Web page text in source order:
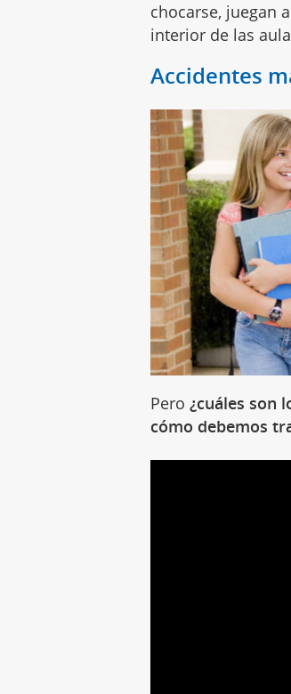
chocarse, juegan
interior de las
Accidentes
Pero¿cuáles son
cómo debemos